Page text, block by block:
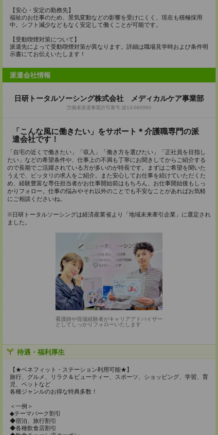
【安心・安定の勤務先】
福祉のお仕事のため、景気変動などの影響を受けにくく、現在も積極採用
中。シフト減少などもなく安定して働くことが可能です。
【受動喫煙対策について】
派遣先によって受動喫煙対策が異なります。詳細は職場見学時および条件明
示書にてお伝えいたします！
派遣会社情報
日研トータルソーシング株式会社 メディカルケア事業部
労働者派遣事業許可番号:派13-060060
「こんな風に働きたい」をサポート＊介護職専門の派
遣会社です！
「自宅の近くで働きたい」「収入」「働き方を選びたい」「正社員を目指し
たい」などの希望条件や、仕事上の不満も丁寧にお聞きしてからご紹介する
ので長期でご活躍されている方が多いのが特長です。まずはご希望を聞いた
うえで、ピッタリの求人をご紹介。また安心してお仕事を続けていただくた
め、経験豊富な専任担当者がお仕事開始前はもちろん、お仕事開始後もしっ
かりフォロー。仕事の悩みやそれ以外のことでも不安なことがあればお気軽
にご相談くださいね。
※日研トータルソーシングは経済産業省より「地域未来牽引企業」に選定され
ました。
看護師や現場経験者がキャリアアドバイザー
としてしっかりフォローいたします
待遇・福利厚生
【★ベネフィット・ステーション利用可能★】
旅行、グルメ、リラク＆ビューティー、スポーツ、ショッピング、学習、育
児、ペットなど
各種ジャンルのお得な特典多数！
＜一例＞
◆テーマパーク割引
◆宿泊、旅行割引
◆各種飲食店割引